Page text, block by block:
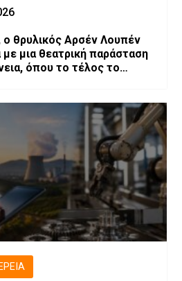
ο θρυλικός Αρσέν Λουπέν
με μια θεατρική παράσταση
το